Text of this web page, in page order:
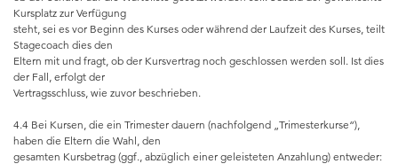
Kursplatz zur Verfügung
steht, sei es vor Beginn des Kurses oder während der Laufzeit des Kurses, teilt
Stagecoach dies den
Eltern mit und fragt, ob der Kursvertrag noch geschlossen werden soll. Ist dies
der Fall, erfolgt der
Vertragsschluss, wie zuvor beschrieben.
4.4 Bei Kursen, die ein Trimester dauern (nachfolgend „Trimesterkurse“),
haben die Eltern die Wahl, den
gesamten Kursbetrag (ggf., abzüglich einer geleisteten Anzahlung) entweder: